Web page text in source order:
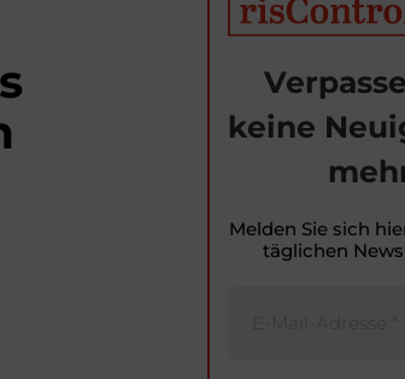
keine
Melden Sie sich
täglichen